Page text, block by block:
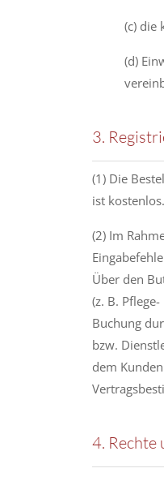
(c) die
(d)
3.
(1) Die
ist
(2) Im
Über den
(z. B.
Buchung
bzw.
dem
4.